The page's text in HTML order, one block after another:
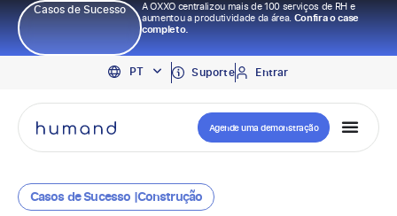
Casos de Sucesso
A OXXO centralizou mais de 100 serviços de RH e
aumentou a produtividade da área.Confira o case
completo.
PT
EN
ES
Suporte Entrar
Agende uma demonstração
Casos de Sucesso |Construção